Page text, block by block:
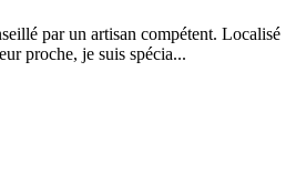
par un artisan compétent. Localisé
proche, je suis spécia...